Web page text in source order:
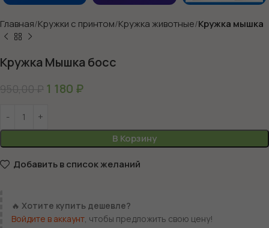
Главная Кружки с принтом Кружка животные Кружка мышка
Кружка Мышка босс
950,00₽ 1 180 ₽
В Корзину
Добавить в список желаний
🔥 Хотите купить дешевле?
Войдите в аккаунт , чтобы предложить свою цену!